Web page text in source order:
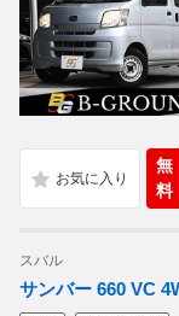
無
料
スバル
サンバー 660 VC